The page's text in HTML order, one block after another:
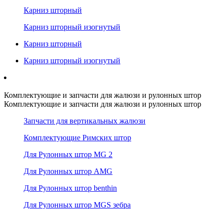
Карниз шторный
Карниз шторный изогнутый
Карниз шторный
Карниз шторный изогнутый
Комплектующие и запчасти для жалюзи и рулонных штор
Комплектующие и запчасти для жалюзи и рулонных штор
Запчасти для вертикальных жалюзи
Комплектующие Римских штор
Для Рулонных штор MG 2
Для Рулонных штор AMG
Для Рулонных штор benthin
Для Рулонных штор MGS зебра